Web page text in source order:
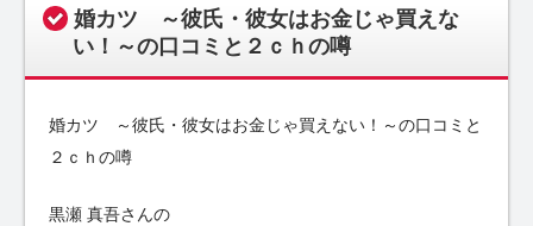
婚カツ ～彼氏・彼女はお金じゃ買えな
い！～の口コミと２ｃｈの噂
婚カツ ～彼氏・彼女はお金じゃ買えない！～の口コミと
２ｃｈの噂
黒瀬 真吾さんの